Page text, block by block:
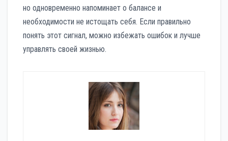
но одновременно напоминает о балансе и
необходимости не истощать себя. Если правильно
понять этот сигнал, можно избежать ошибок и лучше
управлять своей жизнью.